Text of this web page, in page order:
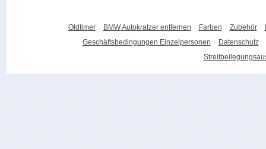
Oldtimer BMW Autokratzer entfernen Farben Zubehör
Geschäftsbedingungen Einzelpersonen
Datenschutz